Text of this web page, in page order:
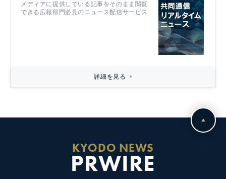
メディアに提供している記事をそのまま閲覧
できる広報部門必見のニュース配信サービス
詳細を見る
KYODO NEWS
PRWIRE